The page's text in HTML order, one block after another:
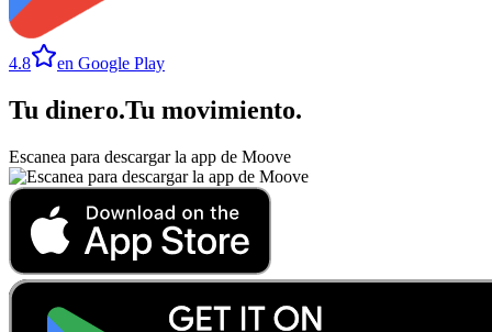
4.8 en Google Play
Tu dinero.Tu movimiento.
Escanea para descargar la app de Moove